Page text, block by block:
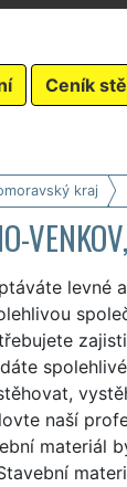
Ceník
kraj
levné
naší
materiál